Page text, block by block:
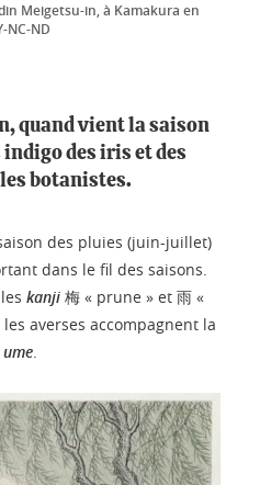
Meigetsu-in, à Kamakura en
NC-ND
quand vient la saison
des iris et des
botanistes.
des pluies (juin-juillet)
dans le fil des saisons.
kanji 梅 « prune » et 雨 «
averses accompagnent la
ume.